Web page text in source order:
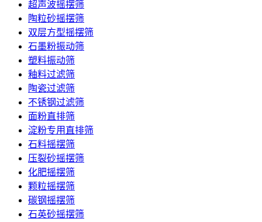
超声波摇摆筛
陶粒砂摇摆筛
双层方型摇摆筛
石墨粉振动筛
塑料振动筛
釉料过滤筛
陶瓷过滤筛
不锈钢过滤筛
面粉直排筛
淀粉专用直排筛
石料摇摆筛
压裂砂摇摆筛
化肥摇摆筛
颗粒摇摆筛
碳钢摇摆筛
石英砂摇摆筛